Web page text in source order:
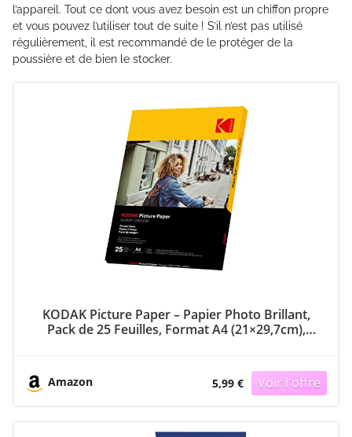
l’appareil. Tout ce dont vous avez besoin est un chiffon propre
et vous pouvez l’utiliser tout de suite ! S’il n’est pas utilisé
régulièrement, il est recommandé de le protéger de la
poussière et de bien le stocker.
KODAK Picture Paper – Papier Photo Brillant,
Pack de 25 Feuilles, Format A4 (21×29,7cm),
Amazon 5,99 €